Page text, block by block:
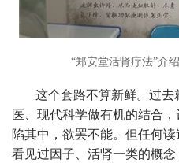
“郑安堂活肾疗法”介
这个套路不算新鲜。过去
医、现代科学做有机的结合
陷其中，欲罢不能。但任何
看见过因子、活肾一类的概